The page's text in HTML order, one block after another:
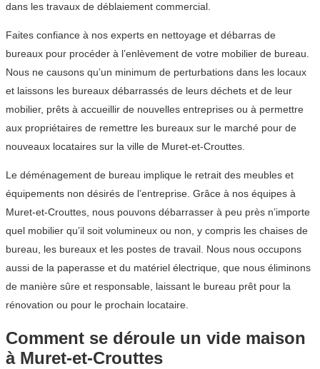
dans les travaux de déblaiement commercial.
Faites confiance à nos experts en nettoyage et débarras de
bureaux pour procéder à l’enlèvement de votre mobilier de bureau.
Nous ne causons qu’un minimum de perturbations dans les locaux
et laissons les bureaux débarrassés de leurs déchets et de leur
mobilier, prêts à accueillir de nouvelles entreprises ou à permettre
aux propriétaires de remettre les bureaux sur le marché pour de
nouveaux locataires sur la ville de Muret-et-Crouttes.
Le déménagement de bureau implique le retrait des meubles et
équipements non désirés de l’entreprise. Grâce à nos équipes à
Muret-et-Crouttes, nous pouvons débarrasser à peu près n’importe
quel mobilier qu’il soit volumineux ou non, y compris les chaises de
bureau, les bureaux et les postes de travail. Nous nous occupons
aussi de la paperasse et du matériel électrique, que nous éliminons
de manière sûre et responsable, laissant le bureau prêt pour la
rénovation ou pour le prochain locataire.
Comment se déroule un vide maison
à Muret-et-Crouttes